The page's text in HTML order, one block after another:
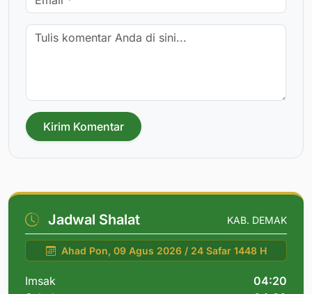
Kirim Komentar
Jadwal Shalat KAB. DEMAK
Ahad Pon, 09 Agus 2026 / 24 Safar 1448 H
Imsak
04:20